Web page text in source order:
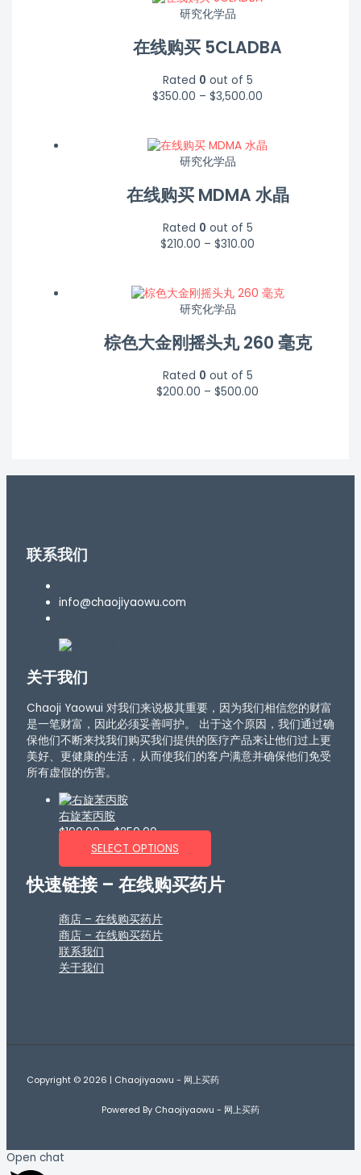
研究化学品
在线购买 5CLADBA
Rated 0 out of 5
$350.00 –$3,500.00
研究化学品
在线购买 MDMA 水晶
Rated 0 out of 5
$210.00 –$310.00
研究化学品
棕色大金刚摇头丸 260 毫克
Rated 0 out of 5
$200.00 –$500.00
联系我们
info@chaojiyaowu.com
关于我们
Chaoji Yaowui 对我们来说极其重要，因为我们相信您的财富
是一笔财富，因此必须妥善呵护。 出于这个原因，我们通过确
保他们不断来找我们购买我们提供的医疗产品来让他们过上更
美好、更健康的生活，从而使我们的客户满意并确保他们免受
所有虚假的伤害。
右旋苯丙胺
$190.00–$250.00
SELECT OPTIONS
快速链接 – 在线购买药片
商店 – 在线购买药片
商店 – 在线购买药片
联系我们
关于我们
Copyright © 2026 | Chaojiyaowu - 网上买药
Powered By Chaojiyaowu - 网上买药
Open chat